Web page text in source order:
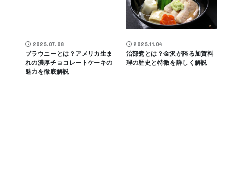
2025.07.08
ブラウニーとは？アメリカ生ま
れの濃厚チョコレートケーキの
魅力を徹底解説
2025.11.04
治部煮とは？金沢が誇る加賀料
理の歴史と特徴を詳しく解説